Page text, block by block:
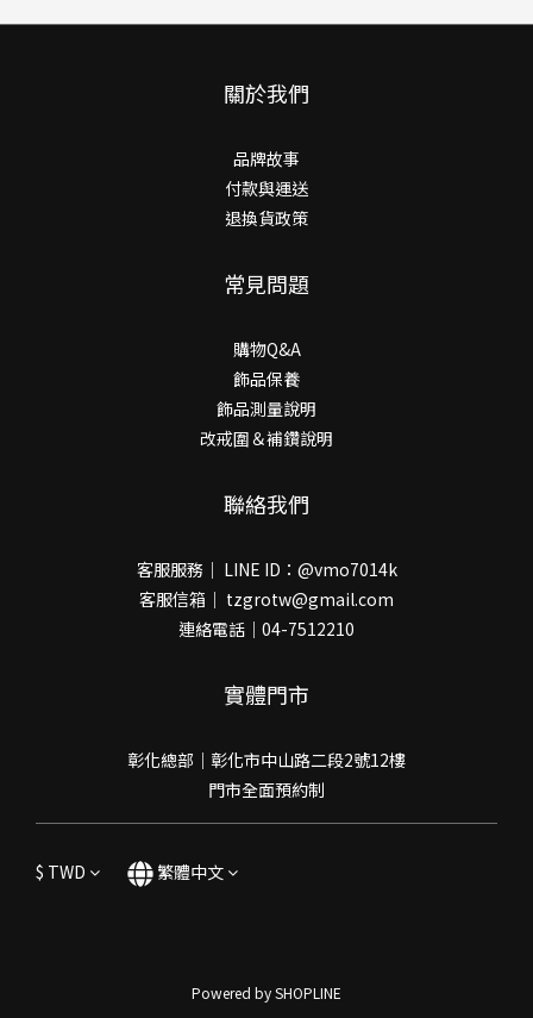
關於我們
品牌故事
付款與運送
退換貨政策
常見問題
購物Q&A
飾品保養
飾品測量說明
改戒圍＆補鑽說明
聯絡我們
客服服務｜ LINE ID：@vmo7014k
客服信箱｜ tzgrotw@gmail.com
連絡電話｜04-7512210
實體門市
彰化總部｜彰化市中山路二段2號12樓
門市全面預約制
$ TWD 繁體中文
Powered by SHOPLINE